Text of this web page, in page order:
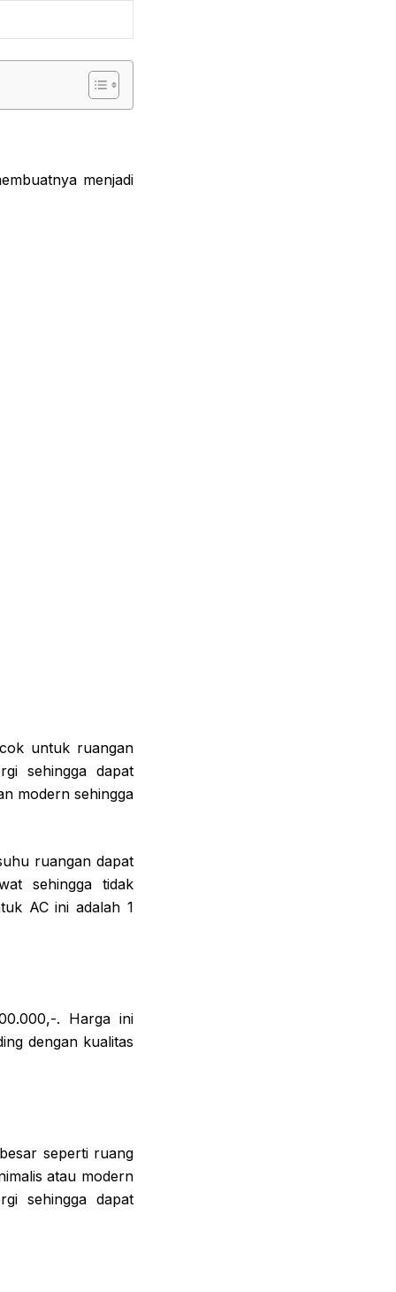
menjadi
untuk ruangan
sehingga dapat
modern sehingga
ruangan dapat
sehingga tidak
AC ini adalah 1
. Harga ini
dengan kualitas
seperti ruang
atau modern
sehingga dapat